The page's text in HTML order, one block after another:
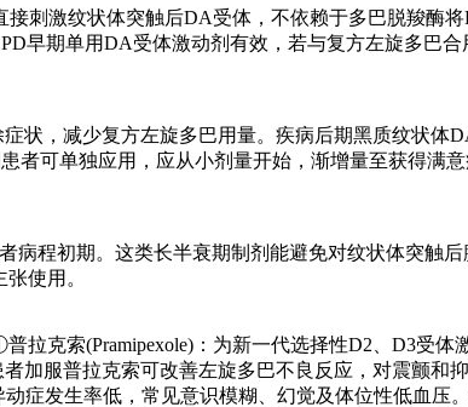
刺激纹状体突触后DA受体，不依赖于多巴脱羧酶将
早期单用DA受体激动剂有效，若与复方左旋多巴
状，减少复方左旋多巴用量。疾病后期黑质纹状体
者可单独应用，应从小剂量开始，渐增量至获得满
程初期。这类长半衰期制剂能避免对纹状体突触后
使用。
克索(Pramipexole)：为新一代选择性D2、D3受体
者加服普拉克索可改善左旋多巴不良反应，对震颤和
症发生率低，常见意识模糊、幻觉及体位性低血压